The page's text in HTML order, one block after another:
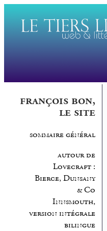
françois bon,
le site
sommaire général
autour de
Lovecraft :
Bierce, Dunsany
& Co
Innsmouth,
version intégrale
bilingue